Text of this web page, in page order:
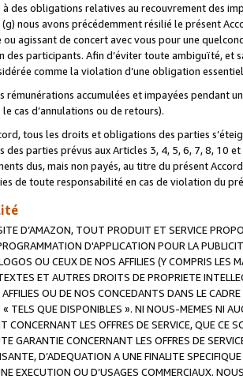
des obligations relatives au recouvrement des
nous avons précédemment résilié le présent
agissant de concert avec vous pour une
participants. Afin d’éviter toute ambiguïté, et
comme la violation d’une obligation
rémunérations accumulées et impayées
cas d’annulations ou de retours).
tous les droits et obligations des parties
parties prévus aux Articles 3, 4, 5, 6, 7, 8, 10
dus, mais non payés, au titre du présent
de toute responsabilité en cas de violation du
D’AMAZON, TOUT PRODUIT ET SERVICE
D'APPLICATION POUR LA
OU CEUX DE NOS AFFILIES (Y COMPRIS
ET AUTRES DROITS DE PROPRIETE
OU DE NOS CONCEDANTS DANS LE
TELS QUE DISPONIBLES ». NI NOUS-MEMES NI
CONCERNANT LES OFFRES DE SERVICE, QUE
GARANTIE CONCERNANT LES OFFRES DE
D’ADEQUATION A UNE FINALITE
EXECUTION OU D’USAGES COMMERCIAUX.